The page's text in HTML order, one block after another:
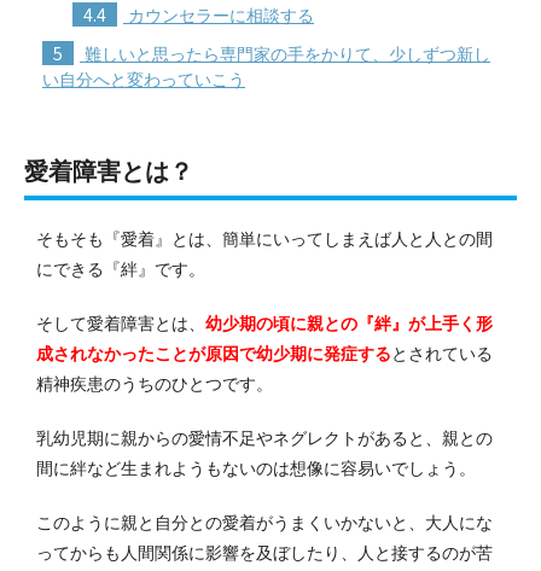
4.4 カウンセラーに相談する
5
難しいと思ったら専門家の手をかりて、少しずつ新し
い自分へと変わっていこう
愛着障害とは？
そもそも『愛着』とは、簡単にいってしまえば人と人との間
にできる『絆』です。
そして愛着障害とは、 幼少期の頃に親との『絆』が上手く形
成されなかったことが原因で幼少期に発症するとされている
精神疾患のうちのひとつです。
乳幼児期に親からの愛情不足やネグレクトがあると、親との
間に絆など生まれようもないのは想像に容易いでしょう。
このように親と自分との愛着がうまくいかないと、大人にな
ってからも人間関係に影響を及ぼしたり、人と接するのが苦